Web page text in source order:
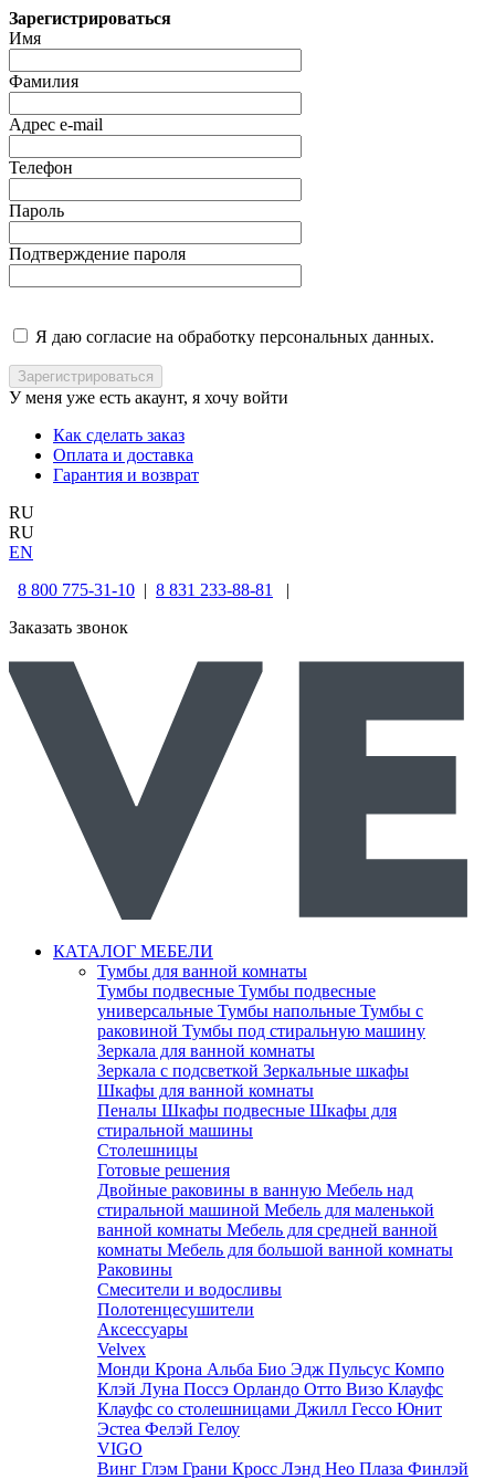
Зарегистрироваться
Имя
Фамилия
Адрес e-mail
Телефон
Пароль
Подтверждение пароля
Я даю согласие на обработку персональных данных.
У меня уже есть акаунт, я хочу войти
Как сделать заказ
Оплата и доставка
Гарантия и возврат
RU
RU
EN
8 800 775-31-10 | 8 831 233-88-81
|
Заказать звонок
КАТАЛОГ МЕБЕЛИ
Тумбы для ванной комнаты
Тумбы подвесные Тумбы подвесные
универсальные Тумбы напольные Тумбы с
раковиной Тумбы под стиральную машину
Зеркала для ванной комнаты
Зеркала с подсветкой Зеркальные шкафы
Шкафы для ванной комнаты
Пеналы Шкафы подвесные Шкафы для
стиральной машины
Столешницы
Готовые решения
Двойные раковины в ванную Мебель над
стиральной машиной Мебель для маленькой
ванной комнаты Мебель для средней ванной
комнаты Мебель для большой ванной комнаты
Раковины
Смесители и водосливы
Полотенцесушители
Аксессуары
Velvex
Монди Крона Альба Био Эдж Пульсус Компо
Клэй Луна Поссэ Орландо Отто Визо Клауфс
Клауфс со столешницами Джилл Гессо Юнит
Эстеа Фелэй Гелоу
VIGO
Винг Глэм Грани Кросс Лэнд Нео Плаза Финлэй